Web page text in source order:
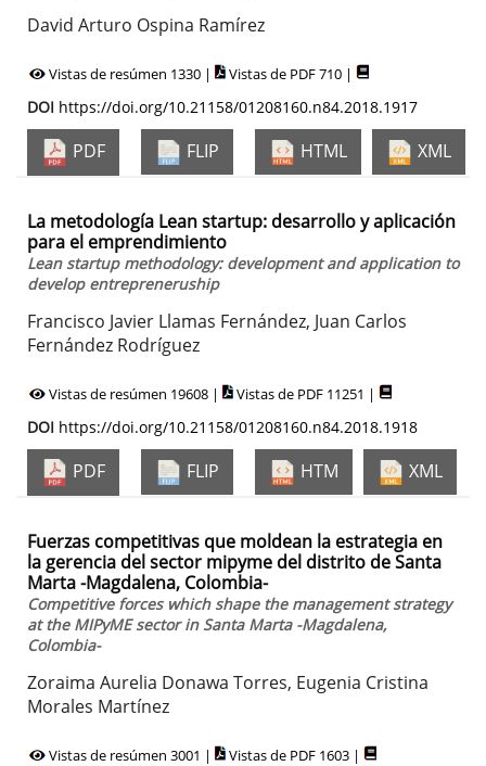
David Arturo Ospina Ramírez
Vistas de resúmen 1330 | Vistas de PDF 710 |
DOI https://doi.org/10.21158/01208160.n84.2018.1917
PDF FLIP HTML XML
La metodología Lean startup: desarrollo y aplicación
para el emprendimiento
Lean startup methodology: development and application to
develop entrepreneruship
Francisco Javier Llamas Fernández, Juan Carlos
Fernández Rodríguez
Vistas de resúmen 19608 | Vistas de PDF 11251 |
DOI https://doi.org/10.21158/01208160.n84.2018.1918
PDF FLIP HTM XML
Fuerzas competitivas que moldean la estrategia en
la gerencia del sector mipyme del distrito de Santa
Marta -Magdalena, Colombia-
Competitive forces which shape the management strategy
at the MIPyME sector in Santa Marta -Magdalena,
Colombia-
Zoraima Aurelia Donawa Torres, Eugenia Cristina
Morales Martínez
Vistas de resúmen 3001 | Vistas de PDF 1603 |